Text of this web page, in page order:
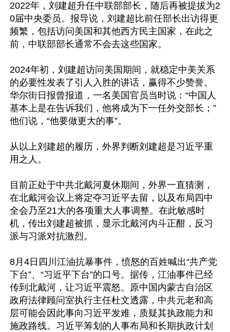
2022年，刘建超升任中联部部长，随后再被提拔为2
0届中央委员。报导说，刘建超比前任部长出访得更
频繁，包括访问美国和其他西方民主国家，在此之
前，中联部部长通常不会去这些国家。
2024年初，刘建超访问美国期间，就稳定中美关系
的必要性发表了引人入胜的讲话，赢得不少赞誉。
华尔街日报曾报道，一名美国官员当时说：“中国人
基本上是在告诉我们，他将成为下一任外交部长；”
他们说，“他要做更大的事”。
从以上刘建超的履历，外界判断刘建超是习近平重
用之人。
目前正处于中共北戴河夏休期间，外界一直猜测，
在北戴河会议上将定夺习近平去留，以及布局四中
全会乃至21大的各项重大人事调整。在此敏感时
机，传出刘建超被抓，显示北戴河内斗正酣，反习
派与习派对抗激烈。
8月4日四川江油抗暴事件，愤怒的百姓喊出“共产党
下台”、“习近平下台”的口号。据传，江油事件已经
传到北戴河，让习近平震怒。原中国内蒙古自治区
政府法律顾问室执行主任杜文透露，中共元老和高
层可能会因此事向习近平发难，质疑其执政能力和
施政路线。习近平筹划的人事布局和长期执政计划